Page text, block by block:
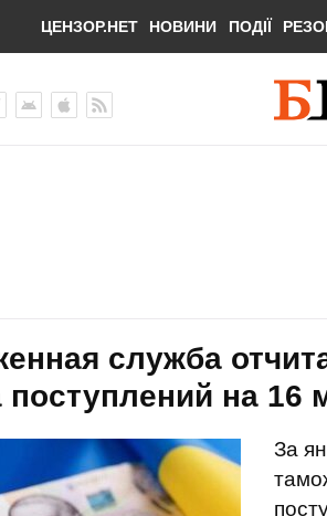
ЦЕНЗОР.НЕТ НОВИНИ ПОДІЇ
служба
поступлений на 16
За